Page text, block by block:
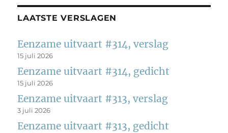
LAATSTE VERSLAGEN
Eenzame uitvaart #314, verslag
15 juli 2026
Eenzame uitvaart #314, gedicht
15 juli 2026
Eenzame uitvaart #313, verslag
3 juli 2026
Eenzame uitvaart #313, gedicht